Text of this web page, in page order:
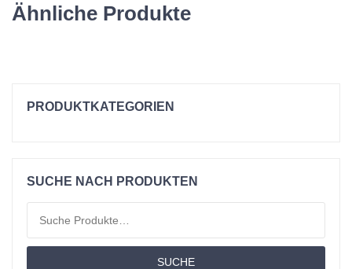
Ähnliche Produkte
PRODUKTKATEGORIEN
Kissen
Material
Matratzen
SUCHE NACH PRODUKTEN
SUCHE